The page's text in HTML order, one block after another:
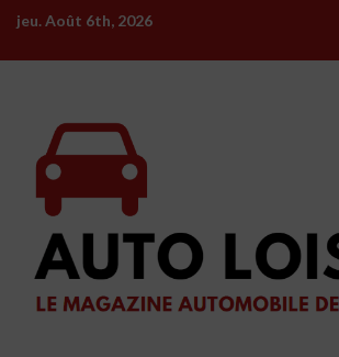
Skip
content
jeu. Août 6th, 2026